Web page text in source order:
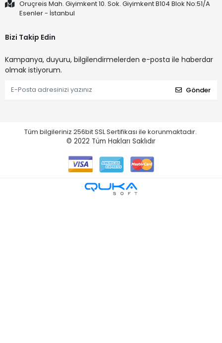
Oruçreis Mah. Giyimkent 10. Sok. Giyimkent B104 Blok No:51/A
Esenler - İstanbul
Bizi Takip Edin
Kampanya, duyuru, bilgilendirmelerden e-posta ile haberdar
olmak istiyorum.
Gönder
Tüm bilgileriniz 256bit SSL Sertifikası ile korunmaktadır.
© 2022 Tüm Hakları Saklıdır